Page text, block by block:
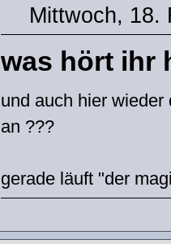
Mittwoch, 18.
was hört ihr
und auch hier
an ???
gerade läuft "der